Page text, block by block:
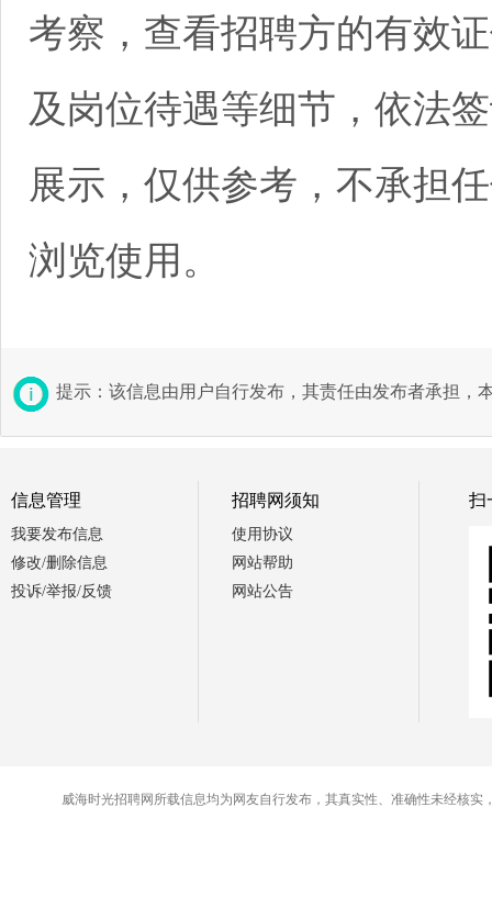
考察，查看招聘方的有效
及岗位待遇等细节，依法
展示，仅供参考，不承担
浏览使用。
提示：该信息由用户自行发布，其责任由发布者承担，
信息管理
我要发布信息
修改/删除信息
投诉/举报/反馈
招聘网须知
使用协议
网站帮助
网站公告
扫
威海时光招聘网所载信息均为网友自行发布，其真实性、准确性未经核